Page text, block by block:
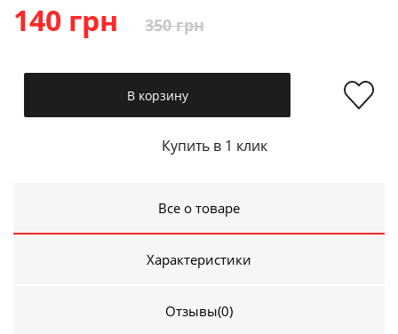
140 грн 350 грн
В корзину
Купить в 1 клик
Все о товаре
Характеристики
Отзывы(0)